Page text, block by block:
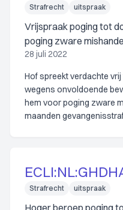
Strafrecht uitspraak
Vrijspraak poging tot
poging zware
28 juli 2022
Hof spreekt verdachte
wegens onvoldoende
hem voor poging zware
maanden
Strafrecht uitspraak
Hoger beroep poging